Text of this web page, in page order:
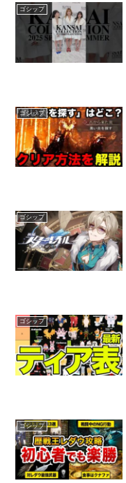
ゴシップ
ゴシップ
ゴシップ
ゴシップ
ゴシップ